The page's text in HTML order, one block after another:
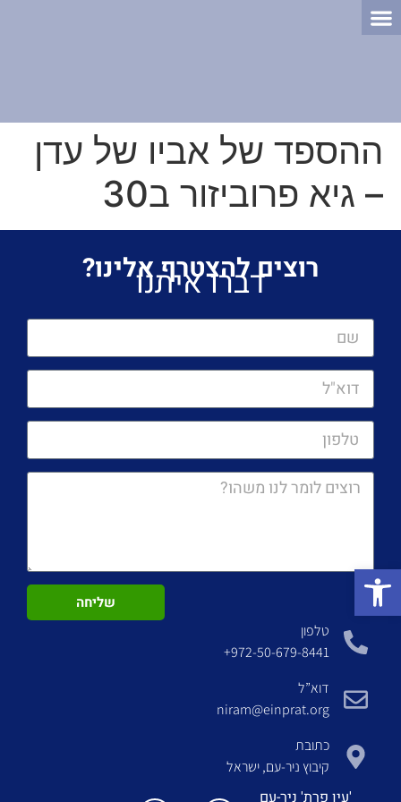
פתח סרגל נגישות
ההספד של אביו של עדן
– גיא פרוביזור ב30
רוצים להצטרף אלינו?
דברו איתנו
שליחה
טלפון
972-50-679-8441+
דוא”ל
niram@einprat.org
כתובת
קיבוץ ניר-עם, ישראל